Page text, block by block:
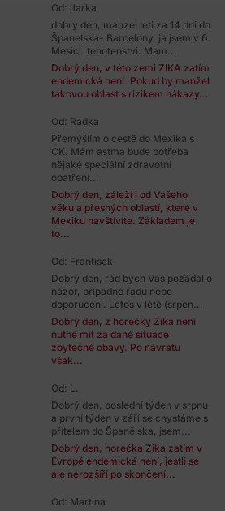
Od: Jarka
dobry den, manzel leti za 14 dni do
Španelska- Barcelony. ja jsem v 6.
Mesici. tehotenstvi. Mam...
Dobrý den, v této zemi ZIKA zatím
endemická není. Pokud by manžel
takovou oblast s rizikem nákazy...
Od: Radka
Přemýšlím o cestě do Mexika s
CK. Mám astma bude potřeba
nějaké speciální zdravotní
opatření...
Dobrý den, záleží i od Vašeho
věku a přesných oblastí, které v
Mexiku navštívíte. Základem je
to...
Od: František
Dobrý den, rád bych Vás požádal o
názor, případně radu nebo
doporučení. Letos v létě (srpen...
Dobrý den, z horečky Zika není
nutné mít za dané situace
zbytečné obavy. Po návratu
však...
Od: L.
Dobrý den, poslední týden v srpnu
a první týden v září se chystáme s
přítelem do Španělska, jsem...
Dobrý den, horečka Zika zatím v
Evropě endemická není, jestli se
ale nerozšíří po skončení...
Od: Martina